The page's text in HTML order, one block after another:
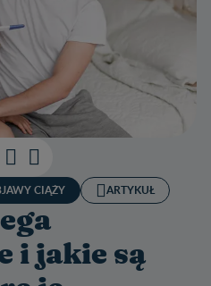
CIĄŻY ARTYKUŁ
i jakie są